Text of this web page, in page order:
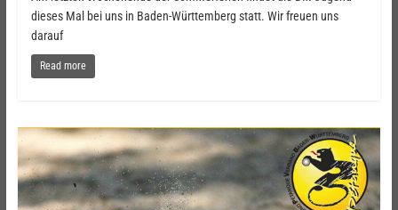
dieses Mal bei uns in Baden-Württemberg statt. Wir freuen uns
darauf
Read more